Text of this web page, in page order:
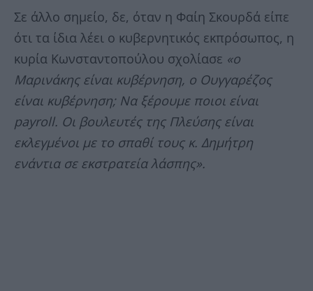
Σε άλλο σημείο, δε, όταν η Φαίη Σκουρδά είπε
ότι τα ίδια λέει ο κυβερνητικός εκπρόσωπος, η
κυρία Κωνσταντοπούλου σχολίασε «ο
Μαρινάκης είναι κυβέρνηση, ο Ουγγαρέζος
είναι κυβέρνηση; Να ξέρουμε ποιοι είναι
payroll. Οι βουλευτές της Πλεύσης είναι
εκλεγμένοι με το σπαθί τους κ. Δημήτρη
ενάντια σε εκστρατεία λάσπης».